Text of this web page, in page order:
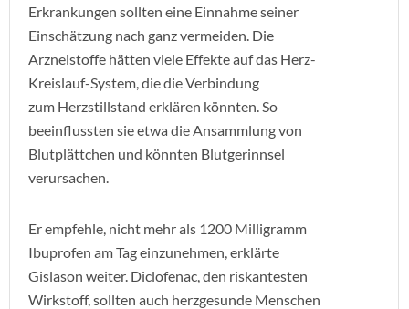
Erkrankungen sollten eine Einnahme seiner
Einschätzung nach ganz vermeiden. Die
Arzneistoffe hätten viele Effekte auf das Herz-
Kreislauf-System, die die Verbindung
zum Herzstillstand erklären könnten. So
beeinflussten sie etwa die Ansammlung von
Blutplättchen und könnten Blutgerinnsel
verursachen.
Er empfehle, nicht mehr als 1200 Milligramm
Ibuprofen am Tag einzunehmen, erklärte
Gislason weiter. Diclofenac, den riskantesten
Wirkstoff, sollten auch herzgesunde Menschen